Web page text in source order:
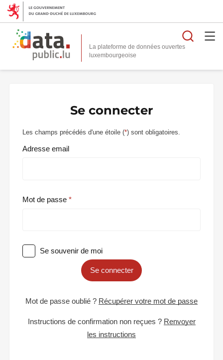
La plateforme de données ouvertes
Se connecter
Les champs précédés d'une étoile (*) sont obligatoires.
Adresse email
Mot de passe
Se souvenir de moi
Se connecter
Mot de passe oublié ? Récupérer votre mot de passe
Instructions de confirmation non reçues ? Renvoyer
les instructions